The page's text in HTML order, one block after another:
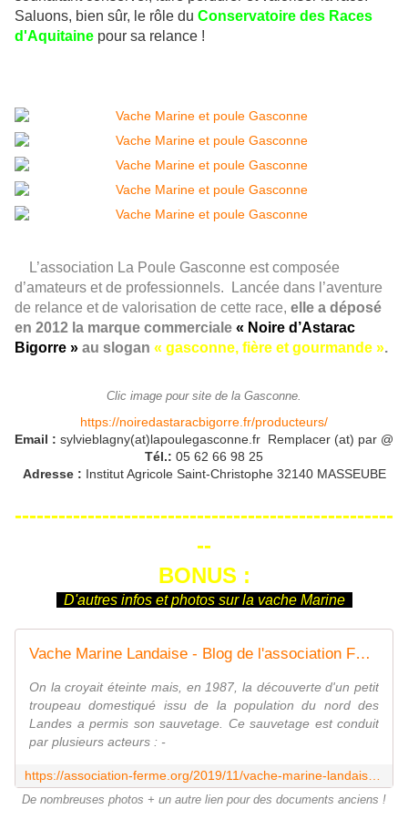
Saluons, bien sûr, le rôle du Conservatoire des Races
d'Aquitaine pour sa relance !
L’association La Poule Gasconne est composée
d’amateurs et de professionnels. Lancée dans l’aventure
de relance et de valorisation de cette race, elle a déposé
en 2012 la marque commerciale « Noire d’Astarac
Bigorre » au slogan « gasconne, fière et gourmande ».
Clic image pour site de la Gasconne.
https://noiredastaracbigorre.fr/producteurs/
Email : sylvieblagny(at)lapoulegasconne.fr Remplacer (at) par @
Tél.: 05 62 66 98 25
Adresse : Institut Agricole Saint-Christophe 32140 MASSEUBE
----------------------------------------------------
--
BONUS :
D'autres infos et photos sur la vache Marine
Vache Marine Landaise - Blog de l'association FERME
On la croyait éteinte mais, en 1987, la découverte d'un petit
troupeau domestiqué issu de la population du nord des
Landes a permis son sauvetage. Ce sauvetage est conduit
par plusieurs acteurs : -
De nombreuses photos + un autre lien pour des documents anciens !